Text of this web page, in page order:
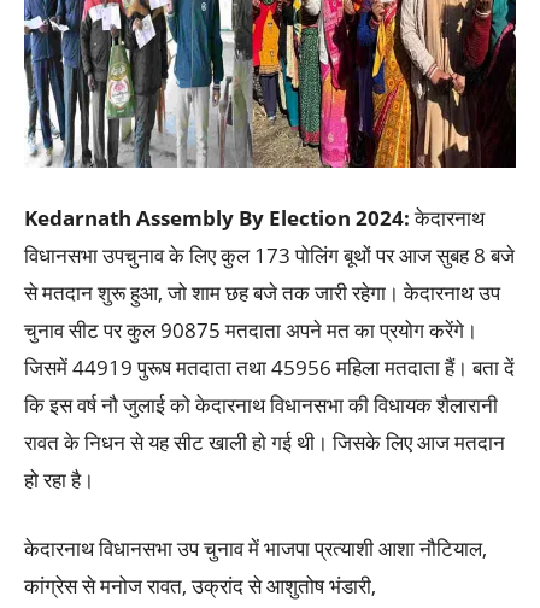
Kedarnath Assembly By Election 2024:केदारनाथ
विधानसभा उपचुनाव के ल‍िए कुल 173 पोलिंग बूथों पर आज सुबह 8 बजे
से मतदान शुरू हुआ, जो शाम छह बजे तक जारी रहेगा। केदारनाथ उप
चुनाव सीट पर कुल 90875 मतदाता अपने मत का प्रयोग करेंगे।
जिसमें 44919 पुरूष मतदाता तथा 45956 महिला मतदाता हैं। बता दें
कि इस वर्ष नौ जुलाई को केदारनाथ विधानसभा की विधायक शैलारानी
रावत के निधन से यह सीट खाली हो गई थी। जिसके लिए आज मतदान
हो रहा है।
केदारनाथ विधानसभा उप चुनाव में भाजपा प्रत्याशी आशा नौटियाल,
कांग्रेस से मनोज रावत, उक्रांद से आशुतोष भंडारी,